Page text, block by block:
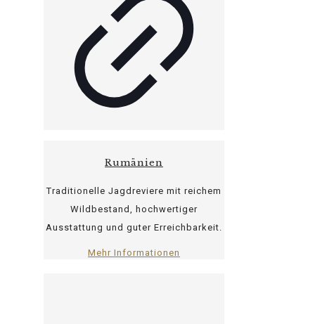
Rumänien
Traditionelle Jagdreviere mit reichem
Wildbestand, hochwertiger
Ausstattung und guter Erreichbarkeit.
Mehr Informationen